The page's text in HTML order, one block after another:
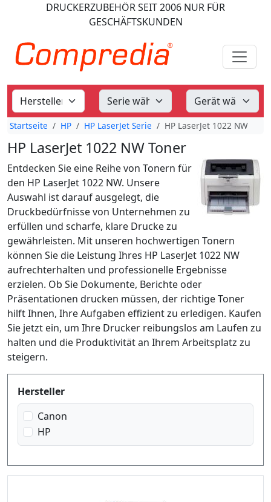
DRUCKERZUBEHÖRSEIT 2006 NUR FÜR
GESCHÄFTSKUNDEN
Startseite HP HP LaserJet Serie HP LaserJet 1022 NW
HP LaserJet 1022 NW Toner
Entdecken Sie eine Reihe von Tonern für
den HP LaserJet 1022 NW. Unsere
Auswahl ist darauf ausgelegt, die
Druckbedürfnisse von Unternehmen zu
erfüllen und scharfe, klare Drucke zu
gewährleisten. Mit unseren hochwertigen Tonern
können Sie die Leistung Ihres HP LaserJet 1022 NW
aufrechterhalten und professionelle Ergebnisse
erzielen. Ob Sie Dokumente, Berichte oder
Präsentationen drucken müssen, der richtige Toner
hilft Ihnen, Ihre Aufgaben effizient zu erledigen. Kaufen
Sie jetzt ein, um Ihre Drucker reibungslos am Laufen zu
halten und die Produktivität an Ihrem Arbeitsplatz zu
steigern.
Produktfilter
Hersteller
Canon
HP